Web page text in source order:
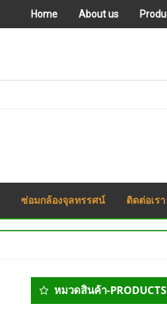
Home About us
ซ่อมกล้องจุลทรรศน์ ติดต่อเรา
Secondary
Sidebar
หมวดสินค้า-PRODUCTS